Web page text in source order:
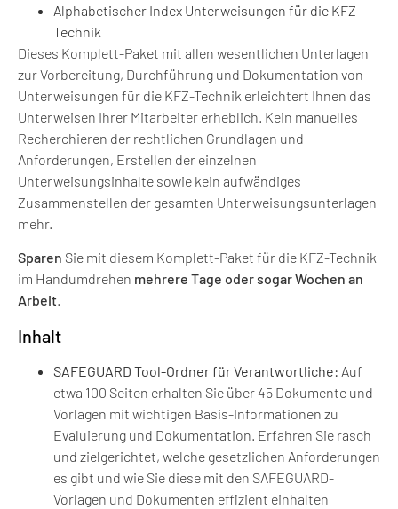
Alphabetischer Index Unterweisungen für die KFZ-
Technik
Dieses Komplett-Paket mit allen wesentlichen Unterlagen
zur Vorbereitung, Durchführung und Dokumentation von
Unterweisungen für die KFZ-Technik erleichtert Ihnen das
Unterweisen Ihrer Mitarbeiter erheblich. Kein manuelles
Recherchieren der rechtlichen Grundlagen und
Anforderungen, Erstellen der einzelnen
Unterweisungsinhalte sowie kein aufwändiges
Zusammenstellen der gesamten Unterweisungsunterlagen
mehr.
Sparen Sie mit diesem Komplett-Paket für die KFZ-Technik
im Handumdrehen mehrere Tage oder sogar Wochen an
Arbeit.
Inhalt
SAFEGUARD Tool-Ordnerfür Verantwortliche: Auf
etwa 100 Seiten erhalten Sie über 45 Dokumente und
Vorlagen mit wichtigen Basis-Informationen zu
Evaluierung und Dokumentation. Erfahren Sie rasch
und zielgerichtet, welche gesetzlichen Anforderungen
es gibt und wie Sie diese mit den SAFEGUARD-
Vorlagen und Dokumenten effizient einhalten